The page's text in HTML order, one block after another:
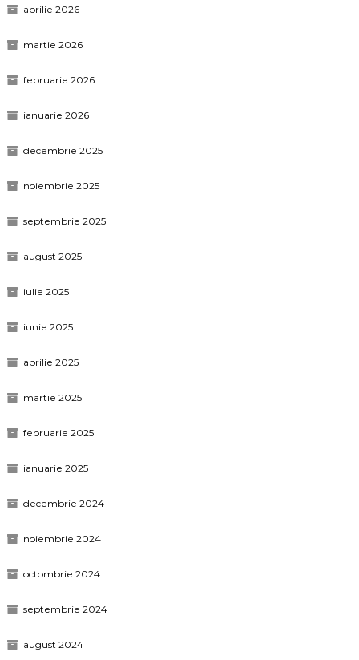
aprilie 2026
martie 2026
februarie 2026
ianuarie 2026
decembrie 2025
noiembrie 2025
septembrie 2025
august 2025
iulie 2025
iunie 2025
aprilie 2025
martie 2025
februarie 2025
ianuarie 2025
decembrie 2024
noiembrie 2024
octombrie 2024
septembrie 2024
august 2024